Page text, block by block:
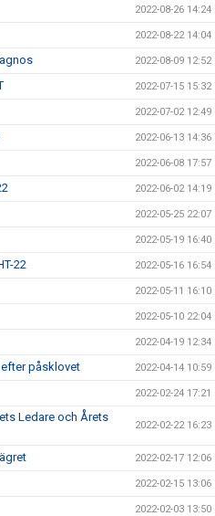
2022-08-26 14:24
2022-08-22 14:04
2022-08-09 12:52
2022-07-15 15:32
2022-07-02 12:49
2022-06-13 14:36
2022-06-08 17:57
2022-06-02 14:19
2022-05-25 22:07
2022-05-19 16:40
22 2022-05-16 16:54
2022-05-11 16:10
2022-05-10 22:04
2022-04-19 12:34
påsklovet 2022-04-14 10:59
2022-02-24 17:21
Ledare och Årets
2022-02-22 16:23
2022-02-17 12:06
2022-02-15 13:06
2022-02-03 13:50